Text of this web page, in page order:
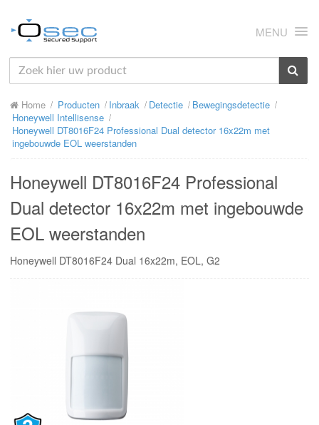
MENU
HOME
OVER ONS
NIEUWS
SUPPORT
RMA
MIJN OSEC
Home Producten Inbraak Detectie
Bewegingsdetectie
Honeywell Intellisense
Honeywell DT8016F24 Professional Dual detector 16x22m met
ingebouwde EOL weerstanden
Honeywell DT8016F24 Professional
Dual detector 16x22m met ingebouwde
EOL weerstanden
Honeywell DT8016F24 Dual 16x22m, EOL, G2